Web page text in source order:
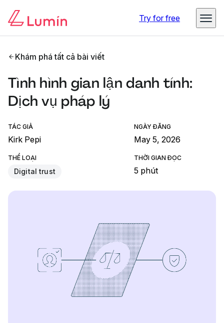
Try for free
Khám phá tất cả bài viết
Tình hình gian lận danh tính:
Dịch vụ pháp lý
TÁC GIẢ
Kirk Pepi
NGÀY ĐĂNG
May 5, 2026
THỂ LOẠI
Digital trust
THỜI GIAN ĐỌC
5 phút